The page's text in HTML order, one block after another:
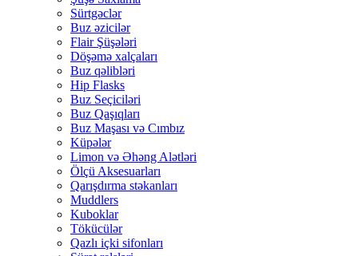
Sürtgəclər
Buz əzicilər
Flair Şüşələri
Döşəmə xalçaları
Buz qəlibləri
Hip Flasks
Buz Seçiciləri
Buz Qaşıqları
Buz Maşası və Cımbız
Küpələr
Limon və Əhəng Alətləri
Ölçü Aksesuarları
Qarışdırma stəkanları
Muddlers
Kuboklar
Tökücülər
Qazlı içki sifonları